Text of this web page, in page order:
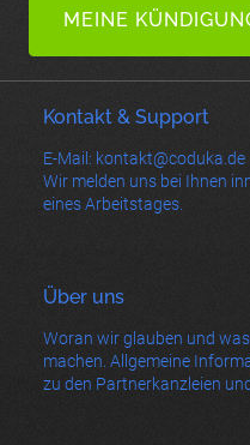
MEINE
Kontakt & Support
E-Mail: kontakt@coduka.de
Wir melden uns bei Ihnen
eines Arbeitstages.
Über uns
Woran wir glauben und
machen. Allgemeine
zu den Partnerkanzleien